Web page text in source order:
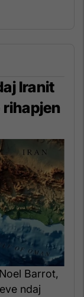
Iranit
rihapjen
Barrot,
ndaj